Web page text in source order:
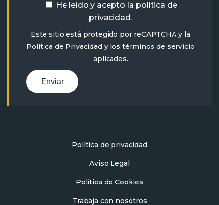
He leído y acepto la política de
privacidad .
Este sitio está protegido por reCAPTCHA y la
Política de Privacidad y los términos de servicio
aplicados.
Enviar
Política de privacidad
Aviso Legal
Política de Cookies
Trabaja con nosotros